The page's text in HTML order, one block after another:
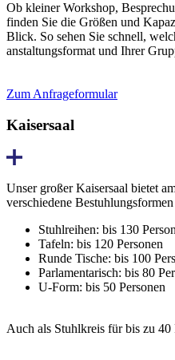
Ob kleiner Workshop,
finden Sie die Größen und
Blick. So sehen Sie schnell,
anstaltungs­format und Ihrer
Zum Anfrageformular
Kaisersaal
Unser großer Kaisersaal bietet
verschiedene
Stuhlreihen: bis 130
Tafeln: bis 120 Personen
Runde Tische: bis 100
Parlamentarisch: bis 80
U-Form: bis 50 Personen
Auch als Stuhlkreis für bis zu 40